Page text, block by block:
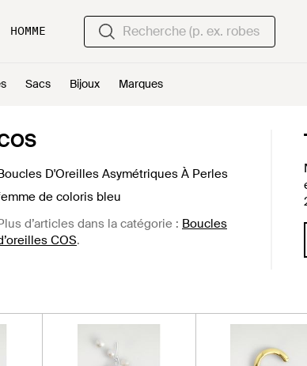
HOMME
Sacs Bijoux Marques
D'Oreilles Asymétriques À Perles
de coloris bleu
d’articles dans la catégorie : Boucles
COS.